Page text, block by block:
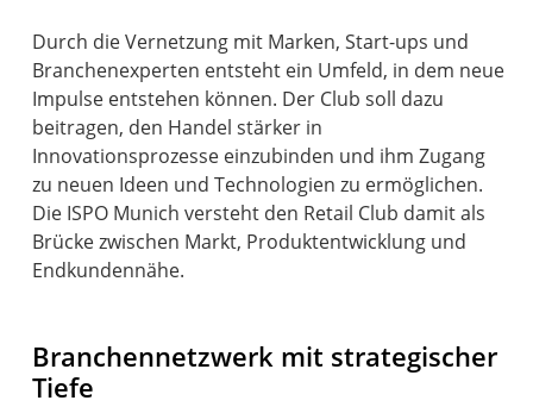
Durch die Vernetzung mit Marken, Start-ups und
Branchenexperten entsteht ein Umfeld, in dem neue
Impulse entstehen können. Der Club soll dazu
beitragen, den Handel stärker in
Innovationsprozesse einzubinden und ihm Zugang
zu neuen Ideen und Technologien zu ermöglichen.
Die ISPO Munich versteht den Retail Club damit als
Brücke zwischen Markt, Produktentwicklung und
Endkundennähe.
Branchennetzwerk mit strategischer
Tiefe